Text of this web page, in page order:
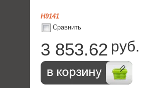
H9141
3 853.62 руб.